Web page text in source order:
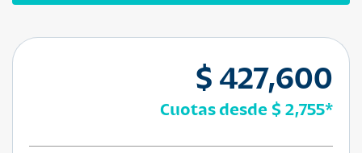
$ 427,600
Cuotas desde $ 2,755*